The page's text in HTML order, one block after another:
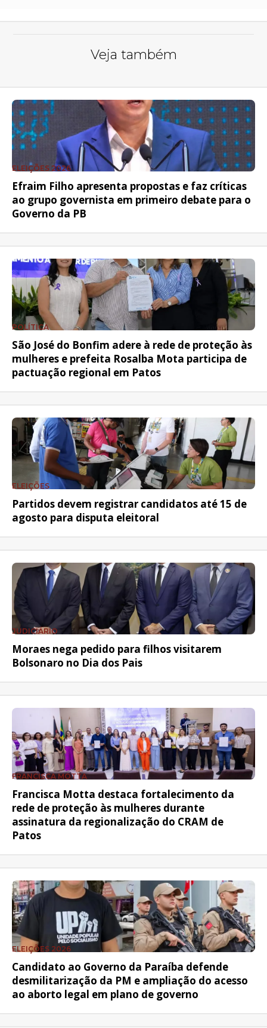
Veja também
ELEIÇÕES 2026
Efraim Filho apresenta propostas e faz críticas
ao grupo governista em primeiro debate para o
Governo da PB
POLÍTICA
São José do Bonfim adere à rede de proteção às
mulheres e prefeita Rosalba Mota participa de
pactuação regional em Patos
ELEIÇÕES
Partidos devem registrar candidatos até 15 de
agosto para disputa eleitoral
JUDICIÁRIO
Moraes nega pedido para filhos visitarem
Bolsonaro no Dia dos Pais
FRANCISCA MOTTA
Francisca Motta destaca fortalecimento da
rede de proteção às mulheres durante
assinatura da regionalização do CRAM de
Patos
ELEIÇÕES 2026
Candidato ao Governo da Paraíba defende
desmilitarização da PM e ampliação do acesso
ao aborto legal em plano de governo